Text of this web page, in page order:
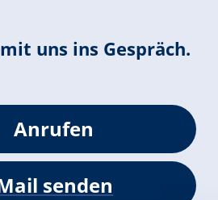
uns ins Gespräch.
Anrufen
senden